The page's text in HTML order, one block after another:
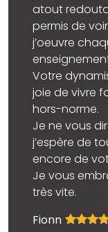
atout
permis de
j’oeuvre
Votre
joie de vivre
hors-norme.
Je ne vous
j’espère de
encore de
Je vous
très vite.
Fionn